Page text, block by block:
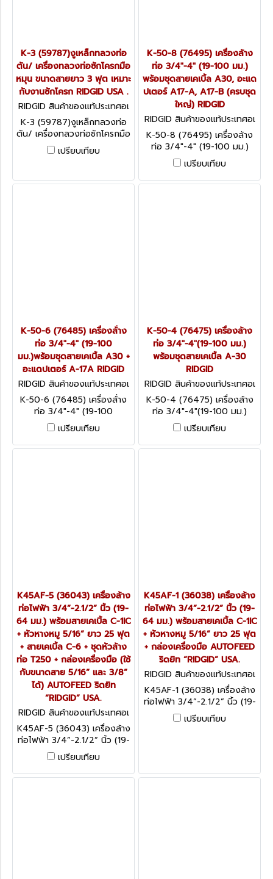
K-3 (59787)งูเหล็กทลวงท่อ
ตัน/ เครื่องทลวงท่อซักโครกมือ
หมุน ขนาดสายยาว 3 ฟุต เหมาะ
กับงานซักโครก RIDGID USA .
RIDGID สินค้าของแท้ประเทศอเ
มริกา K-3
K-3 (59787)งูเหล็กทลวงท่อ
ตัน/ เครื่องทลวงท่อซักโครกมือ
หมุน ขนาดสายยาว 3 ฟุต เหมาะ
กับงานซักโครก RIDGID USA .
เปรียบเทียบ
K-50-8 (76495) เครื่องล้าง
ท่อ 3/4"-4" (19-100 มม.)
พร้อมชุดสายเคเบิ้ล A30, อะแด
ปเตอร์ A17-A, A17-B (ครบชุด
ใหญ่) RIDGID
RIDGID สินค้าของแท้ประเทศอเ
มริกา K-50-8 (76495)
K-50-8 (76495) เครื่องล้าง
ท่อ 3/4"-4" (19-100 มม.)
พร้อมชุดสายเคเบิ้ล A30, อะแด
ปเตอร์ A17-A, A17-B (ครบชุด
ใหญ่) RIDGID
เปรียบเทียบ
K-50-6 (76485) เครื่องล้่าง
ท่อ 3/4"-4" (19-100
มม.)พร้อมชุดสายเคเบิ้ล A30 +
อะแดปเตอร์ A-17A RIDGID
RIDGID สินค้าของแท้ประเทศอเ
มริกา K-50-6 (76485)
K-50-6 (76485) เครื่องล้่าง
ท่อ 3/4"-4" (19-100
มม.)พร้อมชุดสายเคเบิ้ล A30 +
อะแดปเตอร์ A-17A RIDGID
เปรียบเทียบ
K-50-4 (76475) เครื่องล้าง
ท่อ 3/4"-4"(19-100 มม.)
พร้อมชุดสายเคเบิ้ล A-30
RIDGID
RIDGID สินค้าของแท้ประเทศอเ
มริกา K-50-4 (76475)
K-50-4 (76475) เครื่องล้าง
ท่อ 3/4"-4"(19-100 มม.)
พร้อมชุดสายเคเบิ้ล A-30
RIDGID
เปรียบเทียบ
K45AF-5 (36043) เครื่องล้าง
ท่อไฟฟ้า 3/4”-2.1/2” นิ้ว (19-
64 มม.) พร้อมสายเคเบิ้ล C-1IC
+ หัวหางหมู 5/16” ยาว 25 ฟุต
+ สายเคเบิ้ล C-6 + ชุดหัวล้าง
ท่อ T250 + กล่องเครื่องมือ (ใช้
กับขนาดสาย 5/16” และ 3/8”
ได้) AUTOFEED ริดยิท
“RIDGID” USA.
RIDGID สินค้าของแท้ประเทศอเ
มริกา K45AF-5 (36043)
K45AF-5 (36043) เครื่องล้าง
ท่อไฟฟ้า 3/4”-2.1/2” นิ้ว (19-
64 มม.) พร้อมสายเคเบิ้ล C-1IC
+ หัวหางหมู 5/16” ยาว 25 ฟุต
+ สายเคเบิ้ล C-6 + ชุดหัวล้าง
เปรียบเทียบ
K45AF-1 (36038) เครื่องล้าง
ท่อไฟฟ้า 3/4”-2.1/2” นิ้ว (19-
64 มม.) พร้อมสายเคเบิ้ล C-1IC
+ หัวหางหมู 5/16” ยาว 25 ฟุต
+ กล่องเครื่องมือ AUTOFEED
ริดยิท “RIDGID” USA.
RIDGID สินค้าของแท้ประเทศอเ
มริกา K45AF-1 (36038)
K45AF-1 (36038) เครื่องล้าง
ท่อไฟฟ้า 3/4”-2.1/2” นิ้ว (19-
64 มม.) พร้อมสายเคเบิ้ล C-1IC
+ หัวหางหมู 5/16” ยาว 25 ฟุต
เปรียบเทียบ